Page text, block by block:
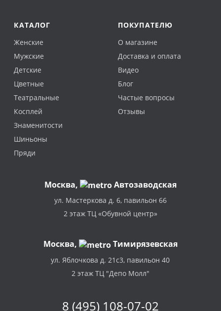
КАТАЛОГ
Женские
Мужские
Детские
Цветные
Театральные
Косплей
Знаменитости
Шиньоны
Пряди
ПОКУПАТЕЛЮ
О магазине
Доставка и оплата
Видео
Блог
Частые вопросы
Отзывы
Москва, Автозаводская
ул. Мастеркова д. 6, павильон 66
2 этаж ТЦ «Обувной центр»
Москва, Тимирязевская
ул. Яблочкова д. 21с3, павильон 40
2 этаж ТЦ "Депо Молл"
8 (495) 108-07-02